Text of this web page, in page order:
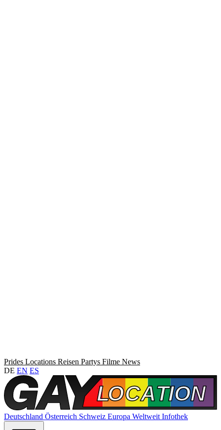
Prides Locations Reisen Partys Filme News
DE EN ES
Deutschland Österreich Schweiz Europa Weltweit Infothek